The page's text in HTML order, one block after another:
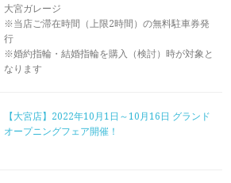
大宮ガレージ
※当店ご滞在時間（上限2時間）の無料駐車券発
行
※婚約指輪・結婚指輪を購入（検討）時が対象と
なります
【大宮店】2022年10月1日～10月16日 グランド
オープニングフェア開催！